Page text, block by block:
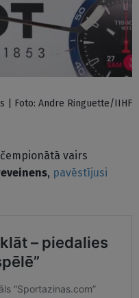
| Foto: Andre Ringuette/IIHF
vairs
, pavēstījusi